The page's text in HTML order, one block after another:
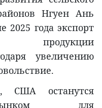
Нгуен Ань
2025 года экспорт
продукции
увеличению
США останутся
для